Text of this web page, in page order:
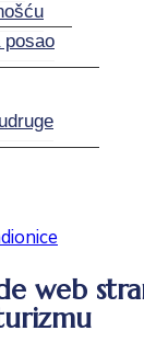
posao
web